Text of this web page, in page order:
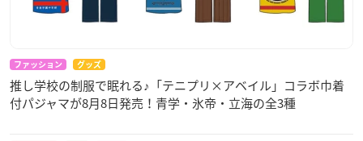
ファッション グッズ
推し学校の制服で眠れる♪「テニプリ×アベイル」コラボ巾着
付パジャマが8月8日発売！青学・氷帝・立海の全3種